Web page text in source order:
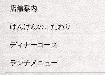
店舗案内
けんけんのこだわり
ディナーコース
ランチメニュー